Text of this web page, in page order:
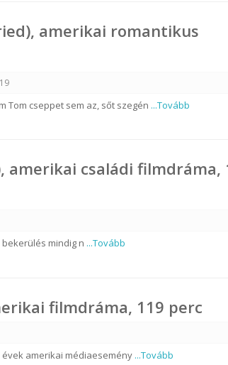
amerikai romantikus
Tom cseppet sem az, sőt szegén ...Tovább
amerikai családi filmdráma,
mindig n ...Tovább
filmdráma, 119 perc
amerikai médiaesemény ...Tovább